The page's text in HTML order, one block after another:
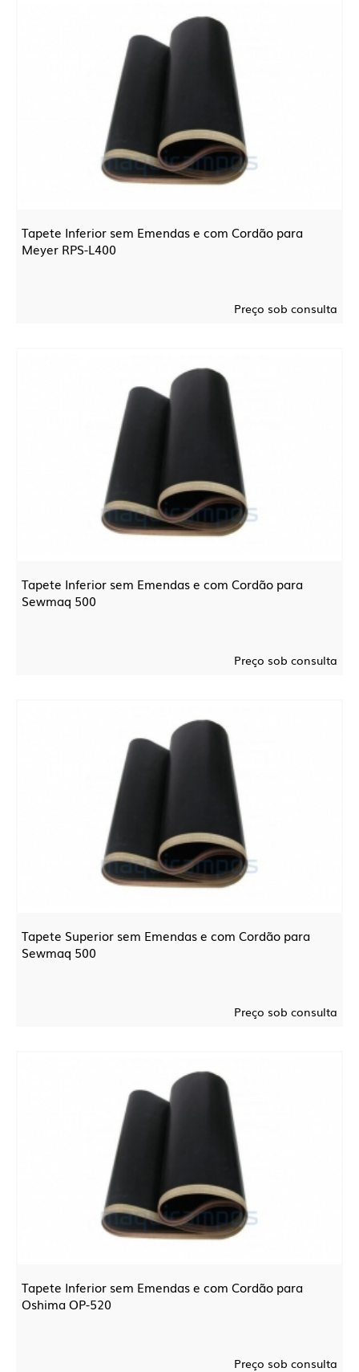
Tapete Inferior sem Emendas e com Cordão para
Meyer RPS-L400
Preço sob consulta
Tapete Inferior sem Emendas e com Cordão para
Sewmaq 500
Preço sob consulta
Tapete Superior sem Emendas e com Cordão para
Sewmaq 500
Preço sob consulta
Tapete Inferior sem Emendas e com Cordão para
Oshima OP-520
Preço sob consulta